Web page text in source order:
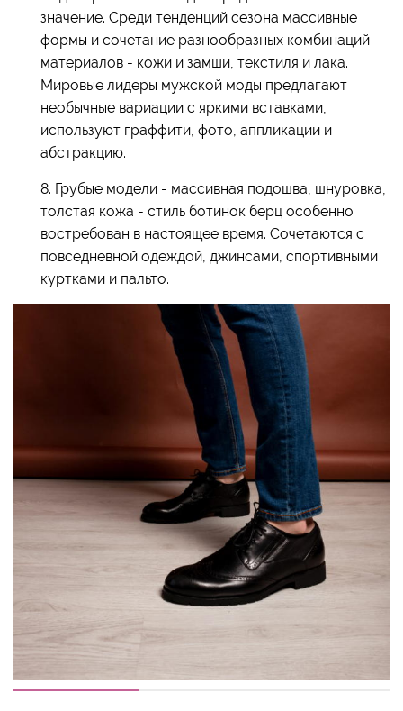
значение. Среди тенденций сезона массивные
формы и сочетание разнообразных комбинаций
материалов - кожи и замши, текстиля и лака.
Мировые лидеры мужской моды предлагают
необычные вариации с яркими вставками,
используют граффити, фото, аппликации и
абстракцию.
8. Грубые модели - массивная подошва, шнуровка,
толстая кожа - стиль ботинок берц особенно
востребован в настоящее время. Сочетаются с
повседневной одеждой, джинсами, спортивными
куртками и пальто.